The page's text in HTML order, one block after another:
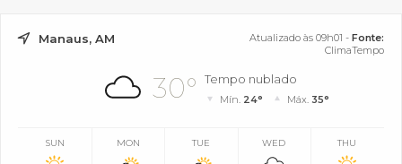
Manaus, AM Atualizado às 09h01 - Fonte:
ClimaTempo
30° Tempo nublado
Mín. 24° Máx. 35°
SUN MON TUE WED THU